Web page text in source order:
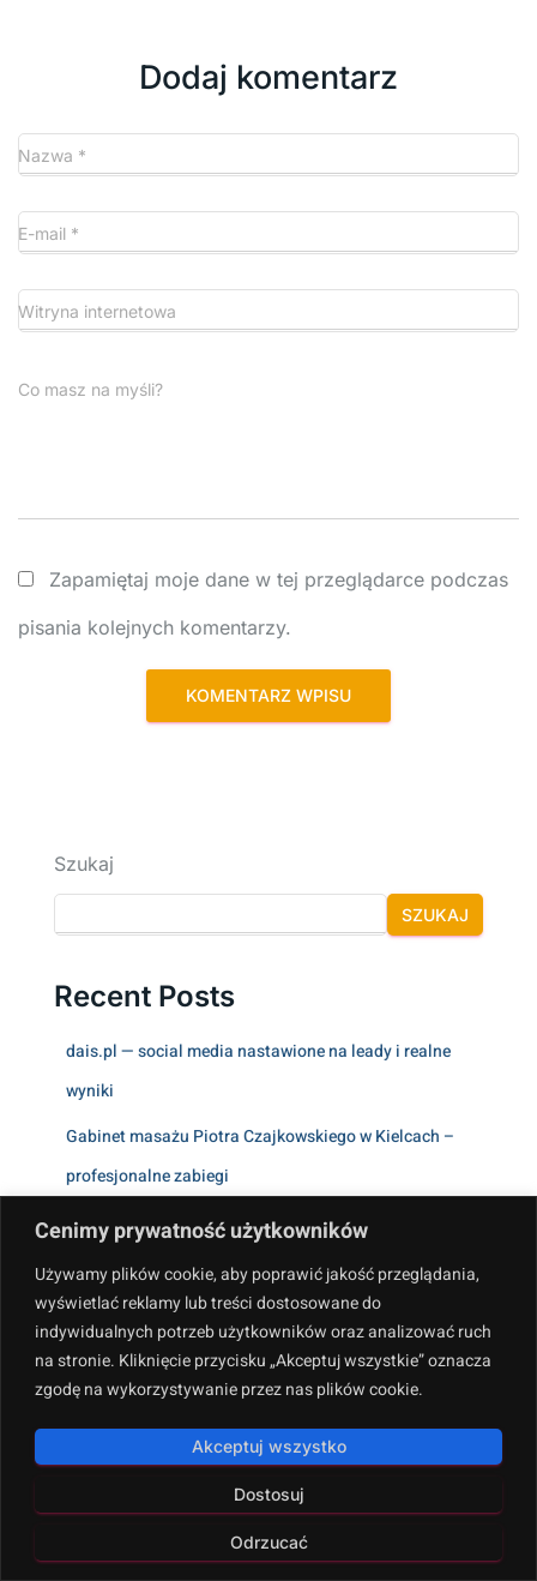
Cenimy prywatność użytkowników
Używamy plików cookie, aby poprawić jakość przeglądania,
wyświetlać reklamy lub treści dostosowane do
indywidualnych potrzeb użytkowników oraz analizować ruch
na stronie. Kliknięcie przycisku „Akceptuj wszystkie” oznacza
zgodę na wykorzystywanie przez nas plików cookie.
Dostosuj
Odrzucać
Akceptuj wszystko
Dodaj komentarz
Nazwa *
E-mail *
Witryna internetowa
Co masz na myśli?
Zapamiętaj moje dane w tej przeglądarce podczas
pisania kolejnych komentarzy.
Szukaj
SZUKAJ
Recent Posts
dais.pl — social media nastawione na leady i realne
wyniki
Gabinet masażu Piotra Czajkowskiego w Kielcach –
profesjonalne zabiegi
Anna Witkowska – autorka, którą warto znać, jeśli masz
w domu dzieci
Apteczka24.pl – Sklep Medyczny dla Domu i Gabinetu
κουλοχερηδεσ δωρεαν οπαπ
Recent Comments
Brak komentarzy do wyświetlenia.